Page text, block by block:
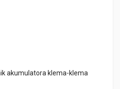
akumulatora klema-klema